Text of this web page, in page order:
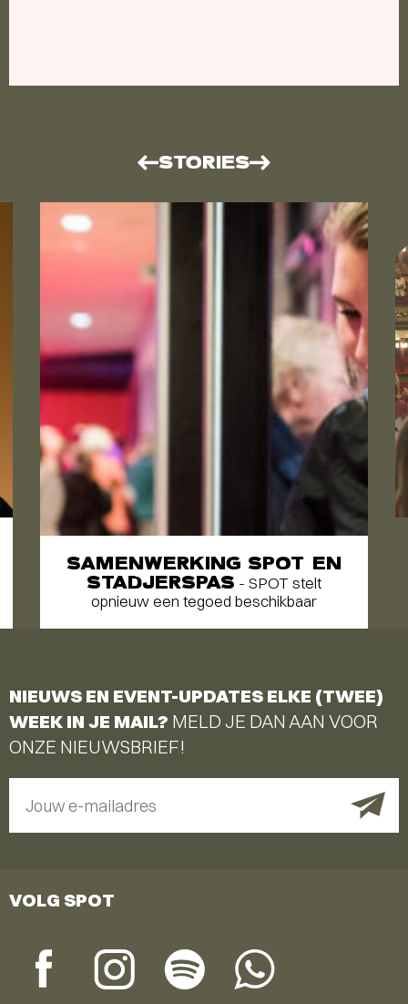
STORIES
SAMENWERKING SPOT EN
STADJERSPAS - SPOT stelt
opnieuw een tegoed beschikbaar
NIEUWS EN EVENT-UPDATES ELKE (TWEE)
WEEK IN JE MAIL? MELD JE DAN AAN VOOR
ONZE NIEUWSBRIEF!
Jouw e-mailadres
VOLG SPOT